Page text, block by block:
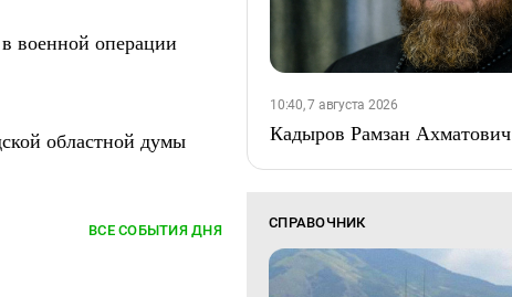
военной операции
областной думы
ВСЕ СОБЫТИЯ ДНЯ
10:40, 7 августа 2026
Кадыров Рамзан Ахматович
СПРАВОЧНИК